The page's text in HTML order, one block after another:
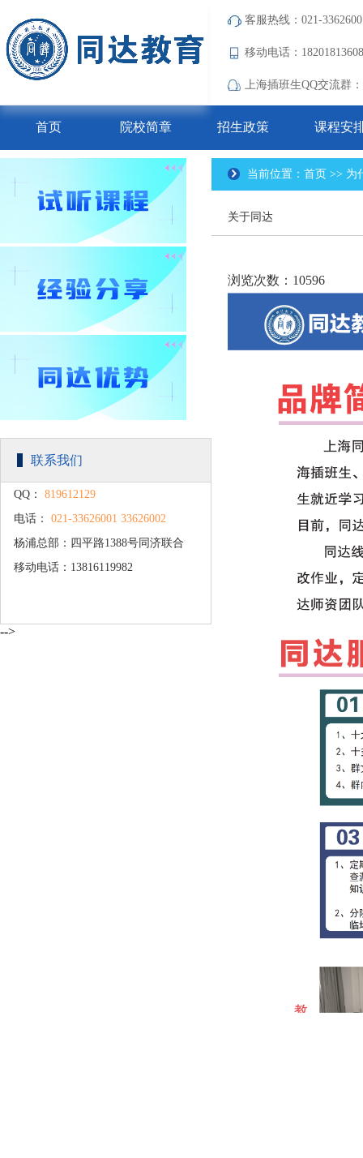
客服热线：021-
移动电话：
上海插班生QQ交流群：
首页 院校简章 招生政策 课程安
联系我们
QQ： 819612129
电话： 021-33626001 33626002
杨浦总部：四平路1388号同济联合
广场C楼203
移动电话：13816119982
-->
当前位置：首页 >> 为
关于同达
浏览次数：10596